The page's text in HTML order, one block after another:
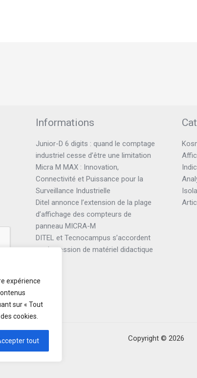
expérience
sur « Tout
cookies.
tout
Informations
Junior-D 6 digits : quand le comptage
industriel cesse d’être une limitation
Micra M MAX : Innovation,
Connectivité et Puissance pour la
Surveillance Industrielle
Ditel annonce l’extension de la plage
d’affichage des compteurs de
panneau MICRA-M
DITEL et Tecnocampus s’accordent
sur la cession de matériel didactique
Copyright © 2026